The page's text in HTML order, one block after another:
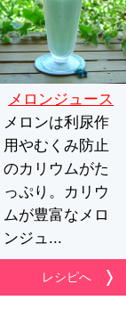
メロンジュース
メロンは利尿作
用やむくみ防止
のカリウムがた
っぷり。カリウ
ムが豊富なメロ
ンジュ...
レシピへ